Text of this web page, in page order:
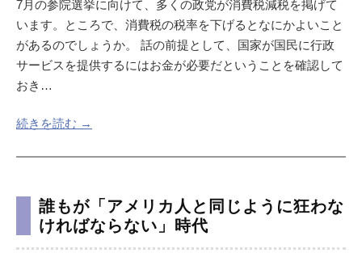
7月の参院選挙に向けて、多くの政党が消費税減税を掲げて
います。ところで、消費税の税率を下げるとなにかよいこと
があるのでしょうか。 話の前提として、国家が国民に行政
サービスを提供するにはお金が必要だということを確認して
おき…
続きを読む →
誰もが「アメリカ人と同じように狂わな
ければならない」時代